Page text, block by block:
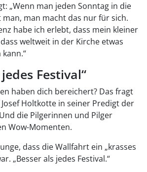
„Wenn man jeden Sonntag in die
man, man macht das nur für sich.
habe ich erlebt, dass mein kleiner
weltweit in der Kirche etwas
Festival“
haben dich bereichert? Das fragt
Holtkotte in seiner Predigt der
die Pilgerinnen und Pilger
Wow-Momenten.
dass die Wallfahrt ein „krasses
„Besser als jedes Festival.“